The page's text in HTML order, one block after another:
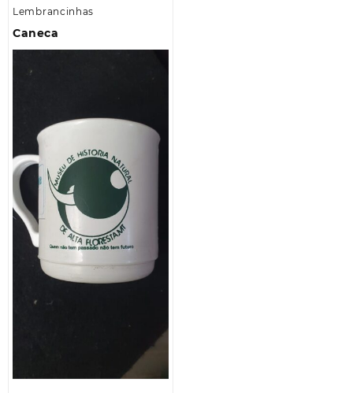
Lembrancinhas
Caneca